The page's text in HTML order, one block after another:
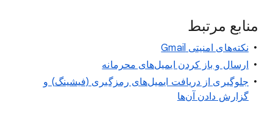
منابع مرتبط
نکته‌های امنیتی Gmail
ارسال و باز کردن ایمیل‌های محرمانه
جلوگیری از دریافت ایمیل‌های رمزگیری (فیشینگ) و
گزارش دادن آن‌ها